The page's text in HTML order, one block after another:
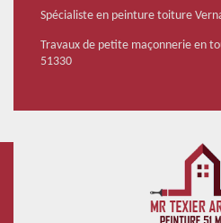
Spécialiste en peinture toiture
Travaux de petite maçonnerie en
51330